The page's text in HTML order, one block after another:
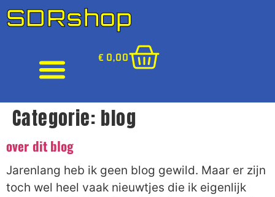
SDRshop
€ 0,00
Categorie: blog
over dit blog
Jarenlang heb ik geen blog gewild. Maar er zijn
toch wel heel vaak nieuwtjes die ik eigenlijk